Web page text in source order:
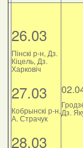
26.03
Пінскі р-н, Дз.
Кіцель, Дз.
Харковіч
27.03
Кобрынскі р-н,
А. Страчук
28.03
Дз.